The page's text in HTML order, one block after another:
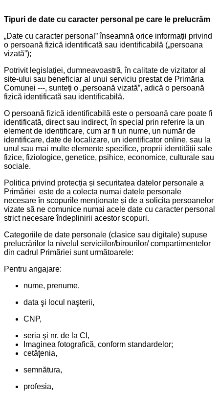
Tipuri de date cu caracter personal pe care le prelucrăm
„Date cu caracter personal” înseamnă orice informații privind
o persoană fizică identificată sau identificabilă („persoana
vizată”);
Potrivit legislației, dumneavoastră, în calitate de vizitator al
site-ului sau beneficiar al unui serviciu prestat de Primăria
Comunei ---, sunteți o „persoană vizată”, adică o persoană
fizică identificată sau identificabilă.
O persoană fizică identificabilă este o persoană care poate fi
identificată, direct sau indirect, în special prin referire la un
element de identificare, cum ar fi un nume, un număr de
identificare, date de localizare, un identificator online, sau la
unul sau mai multe elemente specifice, proprii identității sale
fizice, fiziologice, genetice, psihice, economice, culturale sau
sociale.
Politica privind protecția și securitatea datelor personale a
Primăriei este de a colecta numai datele personale
necesare în scopurile menționate și de a solicita persoanelor
vizate să ne comunice numai acele date cu caracter personal
strict necesare îndeplinirii acestor scopuri.
Categoriile de date personale (clasice sau digitale) supuse
prelucrărilor la nivelul serviciilor/birourilor/ compartimentelor
din cadrul Primăriei sunt următoarele:
Pentru angajare:
nume, prenume,
data şi locul naşterii,
CNP,
seria şi nr. de la CI,
Imaginea fotografică, conform standardelor;
cetăţenia,
semnătura,
profesia,